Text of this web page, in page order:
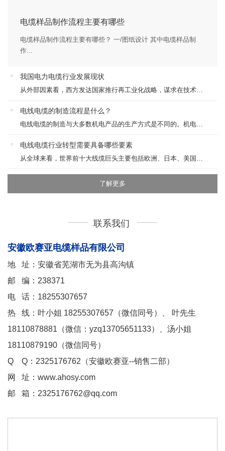
电缆样品制作流程主要有哪些
电缆样品制作流程主要有哪些？ 一/图纸设计 其中电缆样品制
作...
我国电力电缆行业发展现状
电线电缆的制造流程是什么？
电线电缆行业转型需要具备哪些要素
了解更多
联系我们
安徽欧赛亚电缆样品有限公司
地 址：安徽省芜湖市无为县高沟镇
邮 编：238371
电 话：18255307657
热 线：叶小姐 18255307657（微信同号）、 叶先生
18110878881（微信：yzq13705651133）、汤小姐
18110879190（微信同号）
Q Q：2325176762（安徽欧赛亚--销售二部）
网 址：www.ahosy.com
邮 箱：2325176762@qq.com